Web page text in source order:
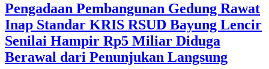
Pengadaan Pembangunan Gedung Rawat
Inap Standar KRIS RSUD Bayung Lencir
Senilai Hampir Rp5 Miliar Diduga
Berawal dari Penunjukan Langsung